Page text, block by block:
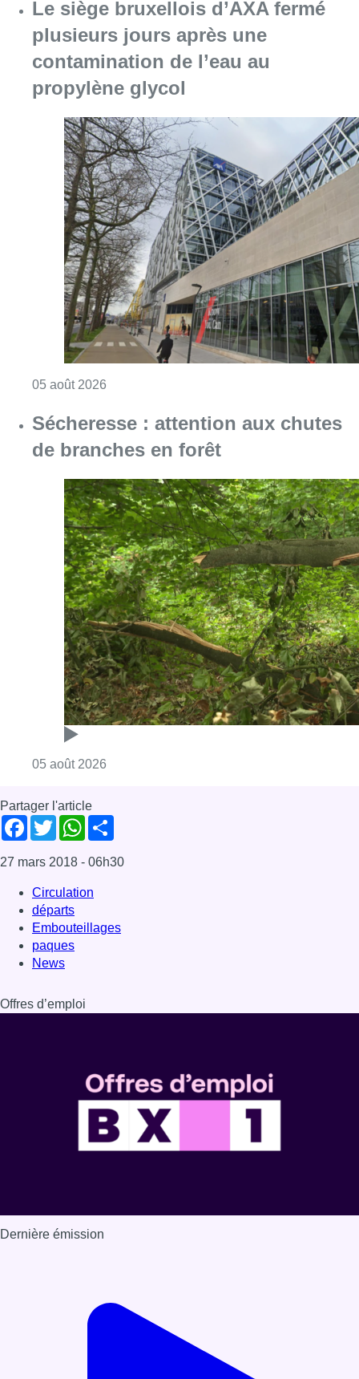
Le siège bruxellois d’AXA fermé
plusieurs jours après une
contamination de l’eau au
propylène glycol
05 août 2026
Sécheresse : attention aux chutes
de branches en forêt
05 août 2026
Partager l'article
Facebook
TwitterWhatsApp
27 mars 2018 - 06h30
Circulation
départs
Embouteillages
paques
News
Offres d’emploi
Dernière émission